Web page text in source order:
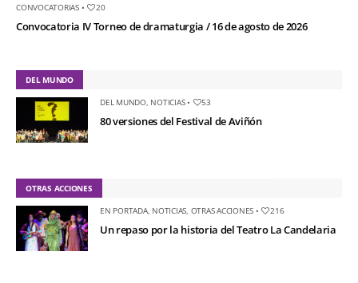
CONVOCATORIAS• 20
Convocatoria IV Torneo de dramaturgia / 16 de agosto de 2026
DEL MUNDO
DEL MUNDO, NOTICIAS• 53
80 versiones del Festival de Aviñón
OTRAS ACCIONES
EN PORTADA, NOTICIAS OTRAS ACCIONES • 216
Un repaso por la historia del Teatro La Candelaria